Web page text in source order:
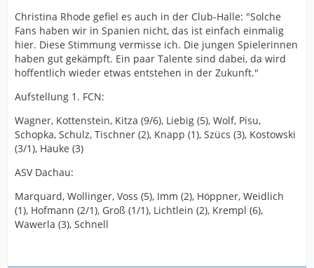
Christina Rhode gefiel es auch in der Club-Halle: "Solche
Fans haben wir in Spanien nicht, das ist einfach einmalig
hier. Diese Stimmung vermisse ich. Die jungen Spielerinnen
haben gut gekämpft. Ein paar Talente sind dabei, da wird
hoffentlich wieder etwas entstehen in der Zukunft."
Aufstellung 1. FCN:
Wagner, Kottenstein, Kitza (9/6), Liebig (5), Wolf, Pisu,
Schopka, Schulz, Tischner (2), Knapp (1), Szücs (3), Kostowski
(3/1), Hauke (3)
ASV Dachau:
Marquard, Wollinger, Voss (5), Imm (2), Höppner, Weidlich
(1), Hofmann (2/1), Groß (1/1), Lichtlein (2), Krempl (6),
Wawerla (3), Schnell